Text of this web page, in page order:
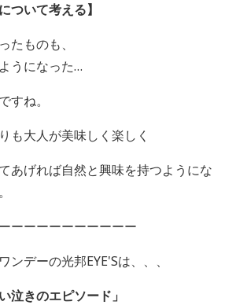
ついて考える】
たものも、
うになった…
すね。
も大人が美味しく楽しく
あげれば自然と興味を持つようにな
ーーーーーーーーーー
ンデーの光邦EYE'Sは、、、
泣きのエピソード」